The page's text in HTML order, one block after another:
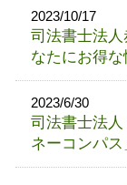
2023/10/17
司法書士法
なたにお得な
2023/6/30
司法書士法
ネーコンパス